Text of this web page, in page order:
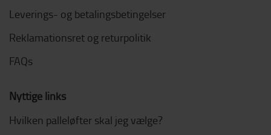
Leverings- og betalingsbetingelser
Reklamationsret og returpolitik
FAQs
Nyttige links
Hvilken palleløfter skal jeg vælge?